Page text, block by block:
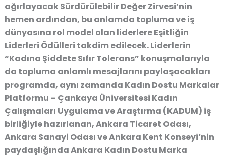
ağırlayacak Sürdürülebilir Değer Zirvesi’nin
hemen ardından, bu anlamda topluma ve iş
dünyasına rol model olan liderlere Eşitliğin
Liderleri Ödülleri takdim edilecek. Liderlerin
“Kadına Şiddete Sıfır Tolerans” konuşmalarıyla
da topluma anlamlı mesajlarını paylaşacakları
programda, aynı zamanda Kadın Dostu Markalar
Platformu – Çankaya Üniversitesi Kadın
Çalışmaları Uygulama ve Araştırma (KADUM) iş
birliğiyle hazırlanan, Ankara Ticaret Odası,
Ankara Sanayi Odası ve Ankara Kent Konseyi’nin
paydaşlığında Ankara Kadın Dostu Marka